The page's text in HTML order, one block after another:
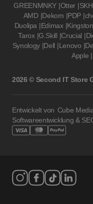
GREENMNKY |Otter |
AMD |Dekom |PDP |
Duolipa |Edimax |Kingston
Tarox |G.Skill |Crucial |
Synology |Dell |Lenovo |
Apple |
2026 © Second IT Store
Entwickelt von Cube
Softwareentwicklung &